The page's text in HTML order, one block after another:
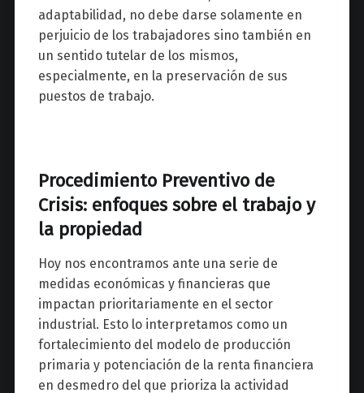
adaptabilidad, no debe darse solamente en
perjuicio de los trabajadores sino también en
un sentido tutelar de los mismos,
especialmente, en la preservación de sus
puestos de trabajo.
Procedimiento Preventivo de
Crisis: enfoques sobre el trabajo y
la propiedad
Hoy nos encontramos ante una serie de
medidas económicas y financieras que
impactan prioritariamente en el sector
industrial. Esto lo interpretamos como un
fortalecimiento del modelo de producción
primaria y potenciación de la renta financiera
en desmedro del que prioriza la actividad